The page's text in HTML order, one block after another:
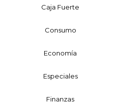
Caja Fuerte
Consumo
Economía
Especiales
Finanzas